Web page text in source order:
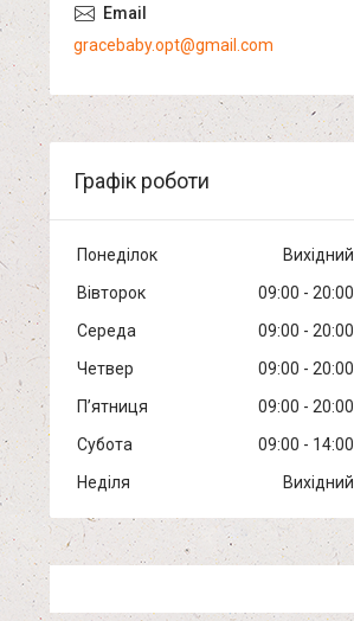
gracebaby.opt@gmail.com
Графік роботи
Понеділок
Вихідний
Вівторок
09:00
20:00
Середа
09:00
20:00
Четвер
09:00
20:00
Пʼятниця
09:00
20:00
Субота
09:00
14:00
Неділя
Вихідний